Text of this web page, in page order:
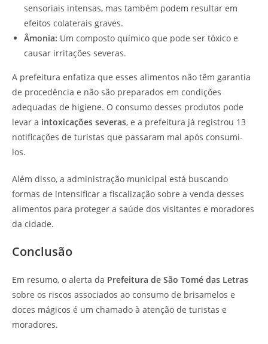
sensoriais intensas, mas também podem resultar em
efeitos colaterais graves.
Âmonia: Um composto químico que pode ser tóxico e
causar irritações severas.
A prefeitura enfatiza que esses alimentos não têm garantia
de procedência e não são preparados em condições
adequadas de higiene. O consumo desses produtos pode
levar a intoxicações severas, e a prefeitura já registrou 13
notificações de turistas que passaram mal após consumi-
los.
Além disso, a administração municipal está buscando
formas de intensificar a fiscalização sobre a venda desses
alimentos para proteger a saúde dos visitantes e moradores
da cidade.
Conclusão
Em resumo, o alerta da Prefeitura de São Tomé das Letras
sobre os riscos associados ao consumo de brisamelos e
doces mágicos é um chamado à atenção de turistas e
moradores.